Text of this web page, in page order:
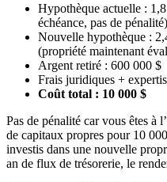
Hypothèque actuelle :
échéance, pas de pénalité)
Nouvelle hypothèque :
(propriété maintenant
Argent retiré : 600 000 $
Frais juridiques +
Coût total : 10 000 $
Pas de pénalité car vous êtes à
de capitaux propres pour 10
investis dans une nouvelle
an de flux de trésorerie, le